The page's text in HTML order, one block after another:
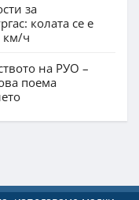
за
колата се е
км/ч
на РУО –
поема